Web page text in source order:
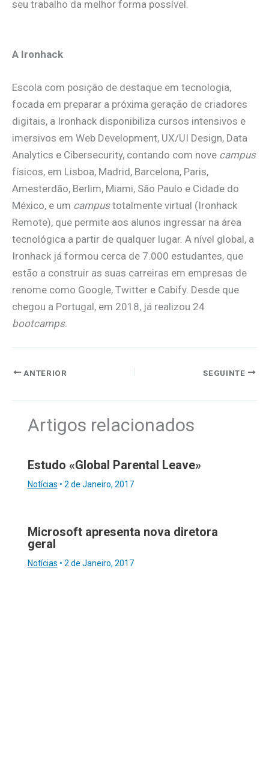
seu trabalho da melhor forma possível.
A Ironhack
Escola com posição de destaque em tecnologia,
focada em preparar a próxima geração de criadores
digitais, a Ironhack disponibiliza cursos intensivos e
imersivos em Web Development, UX/UI Design, Data
Analytics e Cibersecurity, contando com nove campus
físicos, em Lisboa, Madrid, Barcelona, Paris,
Amesterdão, Berlim, Miami, São Paulo e Cidade do
México, e um campustotalmente virtual (Ironhack
Remote), que permite aos alunos ingressar na área
tecnológica a partir de qualquer lugar. A nível global, a
Ironhack já formou cerca de 7.000 estudantes, que
estão a construir as suas carreiras em empresas de
renome como Google, Twitter e Cabify. Desde que
chegou a Portugal, em 2018, já realizou 24
bootcamps.
ANTERIOR SEGUINTE
Artigos relacionados
Estudo «Global Parental Leave»
Notícias • 2 de Janeiro, 2017
Microsoft apresenta nova diretora
geral
Notícias • 2 de Janeiro, 2017